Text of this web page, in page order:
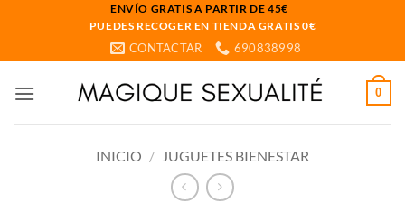
ENVÍO GRATIS A PARTIR DE 45€
PUEDES RECOGER EN TIENDA GRATIS 0€
CONTACTAR 690838998
0
INICIO / JUGUETES BIENESTAR